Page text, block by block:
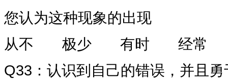
您认为这种现象的出现
从不
极少 有时
经常
Q33 ：认识到自己的错误，并且